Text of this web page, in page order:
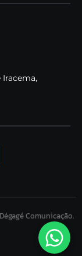
Iracema,
Comunicação.